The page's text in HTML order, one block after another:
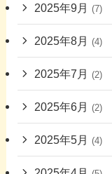
2025年9月 (7)
2025年8月 (4)
2025年7月 (2)
2025年6月 (2)
2025年5月 (4)